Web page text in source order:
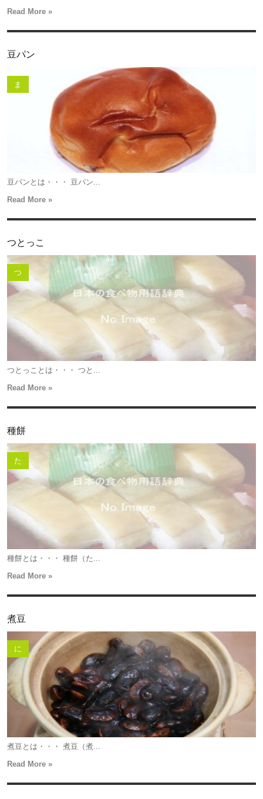
Read More »
豆パン
ま
豆パンとは・・・ 豆パン...
Read More »
つとっこ
つ
つとっことは・・・ つと...
Read More »
種餅
た
種餅とは・・・ 種餅（た...
Read More »
煮豆
に
煮豆とは・・・ 煮豆（煮...
Read More »